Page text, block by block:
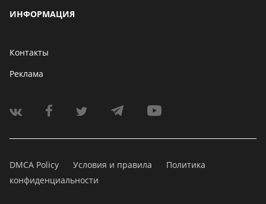
ИНФОРМАЦИЯ
Контакты
Реклама
DMCA Policy Условия и правила
Политика
конфиденциальности